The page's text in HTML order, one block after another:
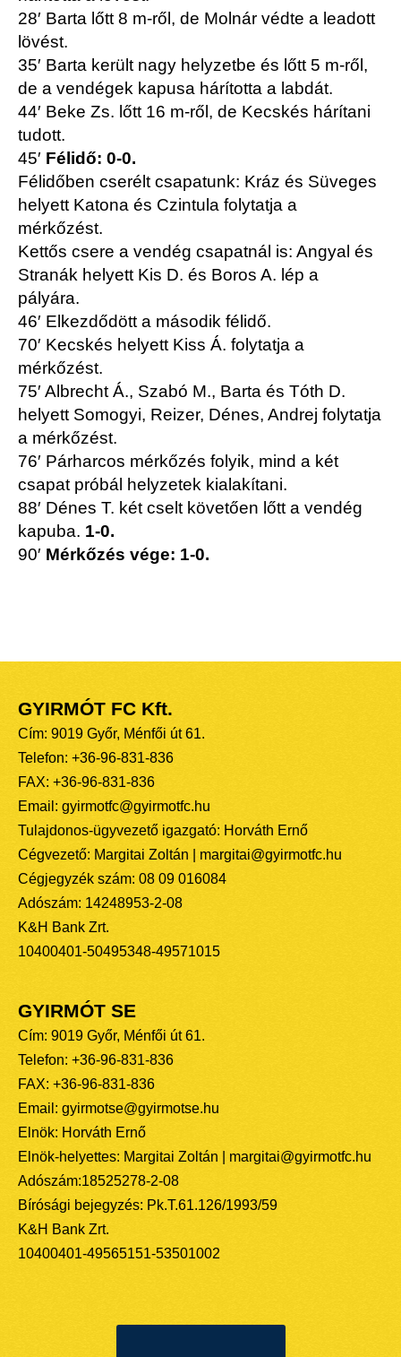
28′ Barta lőtt 8 m-ről, de Molnár védte a leadott
lövést.
35′ Barta került nagy helyzetbe és lőtt 5 m-ről,
de a vendégek kapusa hárította a labdát.
44′ Beke Zs. lőtt 16 m-ről, de Kecskés hárítani
tudott.
45′ Félidő: 0-0.
Félidőben cserélt csapatunk: Kráz és Süveges
helyett Katona és Czintula folytatja a
mérkőzést.
Kettős csere a vendég csapatnál is: Angyal és
Stranák helyett Kis D. és Boros A. lép a
pályára.
46′ Elkezdődött a második félidő.
70′ Kecskés helyett Kiss Á. folytatja a
mérkőzést.
75′ Albrecht Á., Szabó M., Barta és Tóth D.
helyett Somogyi, Reizer, Dénes, Andrej folytatja
a mérkőzést.
76′ Párharcos mérkőzés folyik, mind a két
csapat próbál helyzetek kialakítani.
88′ Dénes T. két cselt követően lőtt a vendég
kapuba. 1-0.
90′ Mérkőzés vége: 1-0.
GYIRMÓT FC Kft.
Cím: 9019 Győr, Ménfői út 61.
Telefon: +36-96-831-836
FAX: +36-96-831-836
Email: gyirmotfc@gyirmotfc.hu
Tulajdonos-ügyvezető igazgató: Horváth Ernő
Cégvezető: Margitai Zoltán | margitai@gyirmotfc.hu
Cégjegyzék szám: 08 09 016084
Adószám: 14248953-2-08
K&H Bank Zrt.
10400401-50495348-49571015
GYIRMÓT SE
Cím: 9019 Győr, Ménfői út 61.
Telefon: +36-96-831-836
FAX: +36-96-831-836
Email: gyirmotse@gyirmotse.hu
Elnök: Horváth Ernő
Elnök-helyettes: Margitai Zoltán | margitai@gyirmotfc.hu
Adószám:18525278-2-08
Bírósági bejegyzés: Pk.T.61.126/1993/59
K&H Bank Zrt.
10400401-49565151-53501002